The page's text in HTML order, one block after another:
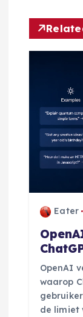
h
t
g
Eater
OpenAI
waarop
de limiet